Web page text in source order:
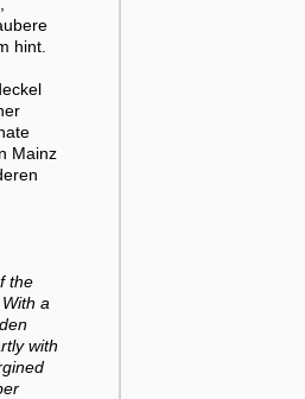
hint.
Mainz
the
a
with